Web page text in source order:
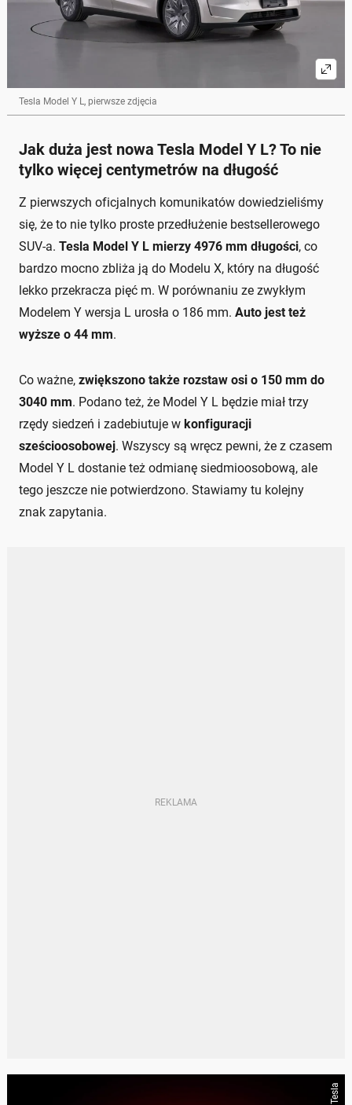
Tesla Model Y L, pierwsze zdjęcia
Jak duża jest nowa Tesla Model Y L? To nie
tylko więcej centymetrów na długość
Z pierwszych oficjalnych komunikatów dowiedzieliśmy
się, że to nie tylko proste przedłużenie bestsellerowego
SUV-a. Tesla Model Y L mierzy 4976 mm długości, co
bardzo mocno zbliża ją do Modelu X, który na długość
lekko przekracza pięć m. W porównaniu ze zwykłym
Modelem Y wersja L urosła o 186 mm. Auto jest też
wyższe o 44 mm.
Co ważne, zwiększono także rozstaw osi o 150 mm do
3040 mm. Podano też, że Model Y L będzie miał trzy
rzędy siedzeń i zadebiutuje w konfiguracji
sześcioosobowej. Wszyscy są wręcz pewni, że z czasem
Model Y L dostanie też odmianę siedmioosobową, ale
tego jeszcze nie potwierdzono. Stawiamy tu kolejny
znak zapytania.
Tesla